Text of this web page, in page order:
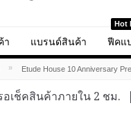
า แบรนด์สินค้า
Hot
ฟีคแ
» Etude House 10 Anniversary
อเช็คสินค้าภายใน 2 ชม.